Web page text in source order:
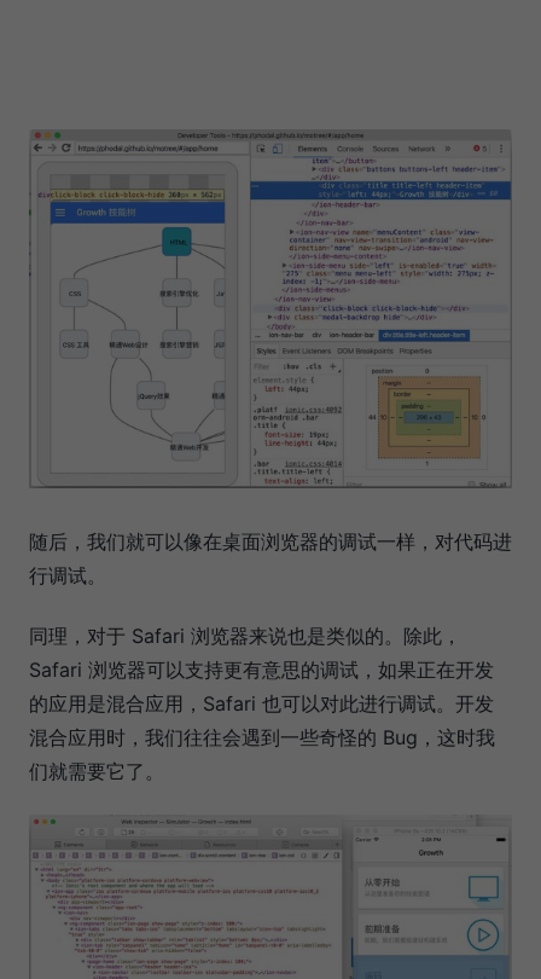
随后，我们就可以像在桌面浏览器的调试一样，对代码进
行调试。
同理，对于 Safari 浏览器来说也是类似的。除此，
Safari 浏览器可以支持更有意思的调试，如果正在开发
的应用是混合应用，Safari 也可以对此进行调试。开发
混合应用时，我们往往会遇到一些奇怪的 Bug，这时我
们就需要它了。